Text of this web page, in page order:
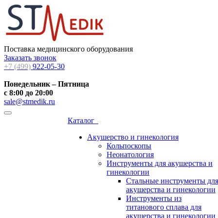
Поставка медицинского оборудования
Заказать звонок
+7 (499) 922-05-30
Понедельник – Пятница
с 8:00 до 20:00
sale@stmedik.ru
Каталог
Акушерство и гинекология
Кольпоскопы
Неонатология
Инструменты для акушерства и
гинекологии
Стальные инструменты для
акушерства и гинекологии
Инструменты из
титанового сплава для
акушерства и гинекологии